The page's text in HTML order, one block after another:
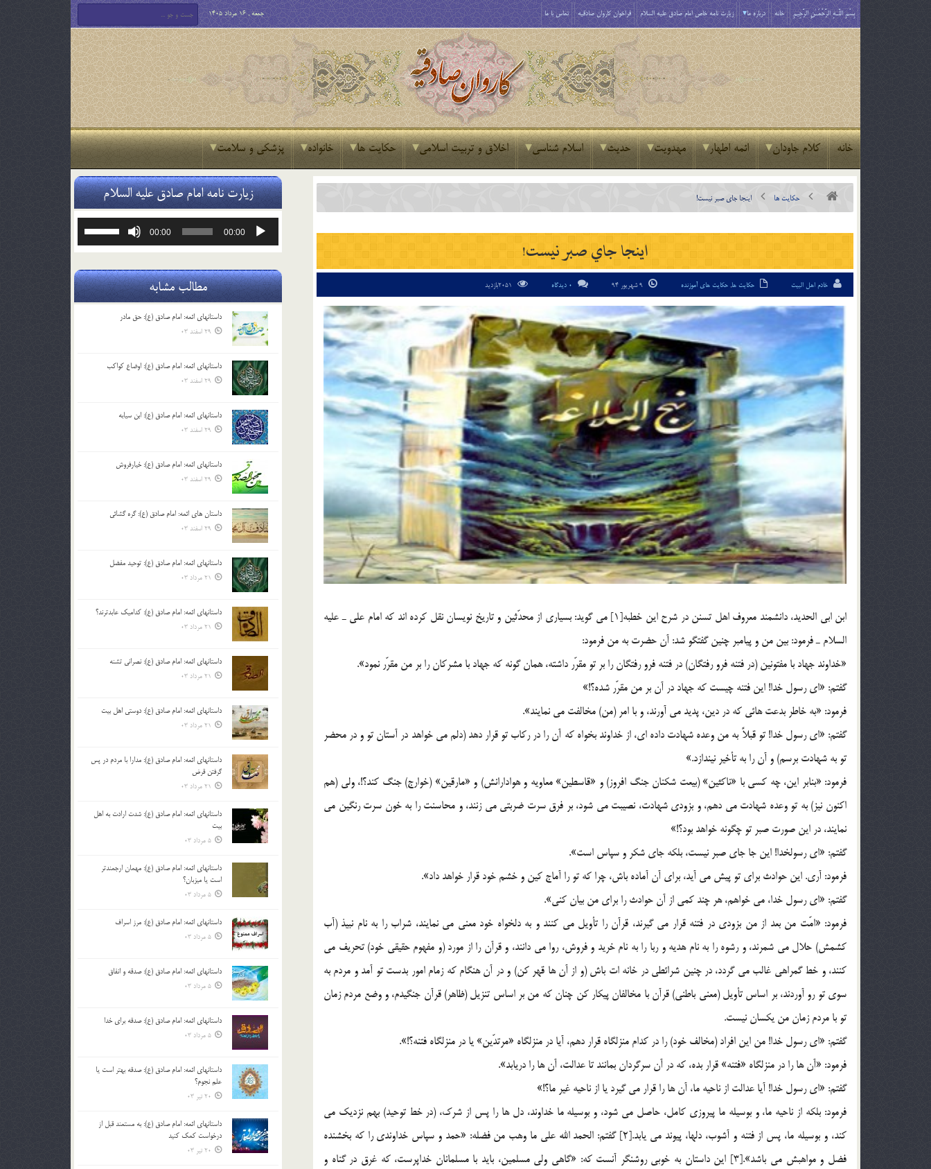
بِسْمِ اللَّـهِ الرَّحْمَـٰنِ الرَّحِيمِ خانه درباره ما زیارت نامه خاص امام صادق علیه السلام فراخوان کاروان صادقیه تماس با ما جمعه , 16 مرداد 1405
خانه کلام جاودان ائمه اطهار مهدویت حدیث اسلام شناسی اخلاق و تربیت اسلامی حکایت ها خانواده پزشکی و سلامت
حکایت ها اينجا جاي صبر نيست!
اينجا جاي صبر نيست!
خادم اهل البیت حکایت ها, حکایت های آموزنده 0 دیدگاه
ابن ابي الحديد، دانشمند معروف اهل تسنن در شرح اين خطبه[1] مي گويد: بسياري از محدّثين و تاريخ نويسان نقل کرده اند که امام علي ـ عليه
السلام ـ فرمود: بين من و پيامبر چنين گفتگو شد: آن حضرت به من فرمود:
«خداوند جهاد با مفتونين (در فتنه فرو رفتگان) در فتنه فرو رفتگان را بر تو مقرّر داشته، همان گونه که جهاد با مشرکان را بر من مقرّر نمود».
گفتم: «اي رسول خدا! اين فتنه چيست که جهاد در آن بر من مقرّر شده؟!»
فرمود: «به خاطر بدعت هائي که در دين، پديد مي آورند، و با امر (من) مخالفت مي نمايند».
گفتم: «اي رسول خدا! تو قبلاً به من وعده شهادت داده اي، از خداوند بخواه که آن را در رکاب تو قرار دهد (دلم مي خواهد در آستان تو و در محضر
تو به شهادت برسم) و آن را به تأخير نيندازد.»
فرمود: «بنابر اين، چه کسي با «ناکثين» (بيعت شکنان جنگ افروز) و «قاسطين» معاويه و هوادارانش) و «مارقين» (خوارج) جنگ کند؟!، ولي (هم
اکنون نيز) به تو وعده شهادت مي دهم، و بزودي شهادت، نصيبت مي شود، بر فرق سرت ضربتي مي زنند، و محاسنت را به خون سرت رنگين مي
نمايند، در اين صورت صبر تو چگونه خواهد بود؟!»
گفتم: «اي رسولخدا! اين جا جاي صبر نيست، بلکه جاي شکر و سپاس است».
فرمود: آري. اين حوادث براي تو پيش مي آيد، براي آن آماده باش، چرا که تو را آماج کين و خشم خود قرار خواهد داد».
گفتم: «اي رسول خدا، مي خواهم، هر چند کمي از آن حوادث را براي من بيان کني».
فرمود: «امّت من بعد از من بزودي در فتنه قرار مي گيرند، قرآن را تأويل مي کنند و به دلخواه خود معني مي نمايند، شراب را به نام نبيذ (آب
کشمش) حلال مي شمرند، و رشوه را به نام هديه و ربا را به نام خريد و فروش، روا مي دانند، و قرآن را از مورد (و مفهوم حقيقي خود) تحريف مي
کنند، و خط گمراهي غالب مي گردد، در چنين شرائطي در خانه ات باش (و از آن ها قهر کن) و در آن هنگام که زمام امور بدست تو آمد و مردم به
سوي تو رو آوردند، بر اساس تأويل (معني باطني) قرآن با مخالفان پيکار کن چنان که من بر اساس تنزيل (ظاهر) قرآن جنگيدم، و وضع مردم زمان
تو با مردم زمان من يکسان نيست.
گفتم: «اي رسول خدا! من اين افراد (مخالف خود) را در کدام منزلگاه قرار دهم، آيا در منزلگاه «مرتدّين» يا در منزلگاه فتنه؟!».
فرمود: «آن ها را در منزلگاه «فتنه» قرار بده، که در آن سرگردان بمانند تا عدالت، آن ها را دريابد».
گفتم: «اي رسول خدا! آيا عدالت از ناحيه ما، آن ها را قرار مي گيرد يا از ناحيه غير ما؟!»
فرمود: بلکه از ناحيه ما، و بوسيله ما پيروزي کامل، حاصل مي شود، و بوسيله ما خداوند، دل ها را پس از شرک، (در خط توحيد) بهم نزديک مي
کند، و بوسيله ما، پس از فتنه و آشوب، دلها، پيوند مي يابد.[2] گفتم: الحمد الله علي ما وهب من فضله: «حمد و سپاس خداوندي را که بخشنده
فضل و مواهبش مي باشد».[3] اين داستان به خوبي روشنگر آنست که: «گاهي ولي مسلمين، بايد با مسلمانان خداپرست، که غرق در گناه و
زیارت نامه امام صادق علیه السلام
پخش‌کننده
00:00
00:00
یا
صدا
کلیدهای
مطالب مشابه
داستانهای ائمه: امام صادق (ع): حق مادر
29 اسفند 03
داستانهای ائمه: امام صادق (ع): اوضاع کواکب
29 اسفند 03
داستانهای ائمه: امام صادق (ع): ابن سیابه
29 اسفند 03
داستانهای ائمه: امام صادق (ع): خیارفروش
29 اسفند 03
داستان های ائمه: امام صادق (ع): گره گشائی
29 اسفند 03
داستانهای ائمه: امام صادق (ع): توحید مفضل
21 مرداد 03
داستانهای ائمه: امام صادق (ع): کدامیک عابدترند؟
21 مرداد 03
داستانهای ائمه: امام صادق (ع): نصرانی تشنه
21 مرداد 03
داستانهای ائمه: امام صادق (ع): دوستی اهل بیت
21 مرداد 03
داستانهای ائمه: امام صادق (ع): مدارا با مردم در پس
گرفتن قرض
21 مرداد 03
داستانهای ائمه: امام صادق (ع): شدت ارادت به اهل
بیت
5 مرداد 03
داستانهای ائمه: امام صادق (ع): مهمان ارجمندتر
است یا میزبان؟
5 مرداد 03
داستانهای ائمه: امام صادق (ع): مرز اسراف
5 مرداد 03
داستانهای ائمه: امام صادق (ع): صدقه و انفاق
5 مرداد 03
داستانهای ائمه: امام صادق (ع): صدقه برای خدا
5 مرداد 03
داستانهای ائمه: امام صادق (ع): صدقه بهتر است یا
علم نجوم؟
20 تیر 03
داستانهای ائمه: امام صادق (ع): به مستمند قبل از
درخواست کمک کنید
20 تیر 03